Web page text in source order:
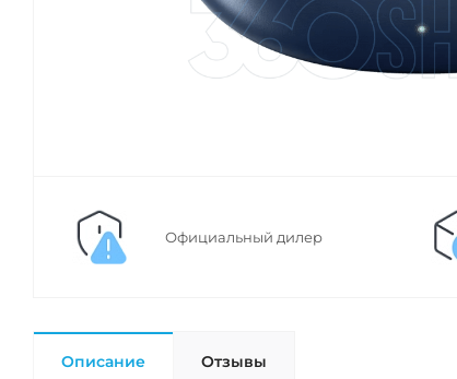
Официальный дилер
Описание Отзывы